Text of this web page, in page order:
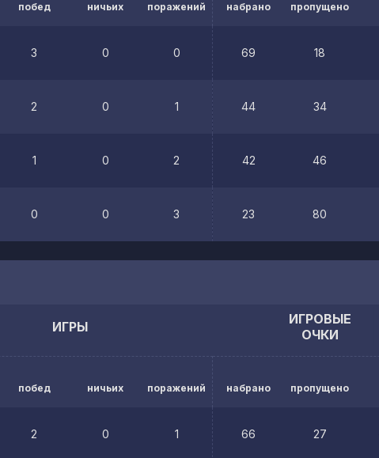
побед ничьих поражений набрано пропущено
3 0 0 69 18
2 0 1 44 34
1 0 2 42 46
0 0 3 23 80
ИГРЫ
побед ничьих поражений
ИГРОВЫЕ
ОЧКИ
набрано пропущено
2 0 1 66 27